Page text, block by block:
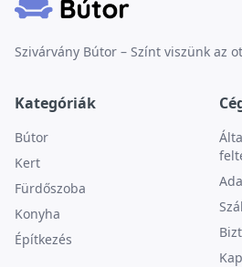
Szivárvány Bútor – Színt viszünk az
Kategóriák
Bútor
Kert
Fürdőszoba
Konyha
Építkezés